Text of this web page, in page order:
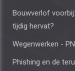
Bouwverlof
tijdig hervat?
Wegenwerken -
Phishing en de